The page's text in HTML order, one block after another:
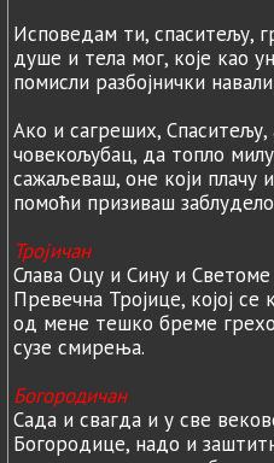
Исповедам ти, спаситељу,
душе и тела мог, које као
помисли разбојнички
Ако и сагреших, Спаситељу,
човекољубац, да топло
сажаљеваш, оне који плачу
помоћи призиваш
Тројичан
Слава Оцу и Сину и
Превечна Тројице, којој се
од мене тешко бреме
сузе смирења.
Богородичан
Сада и свагда и у све
Богородице, надо и